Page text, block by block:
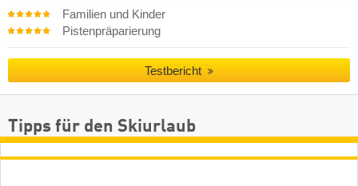
Familien und Kinder
Pistenpräparierung
Testbericht
Tipps für den Skiurlaub